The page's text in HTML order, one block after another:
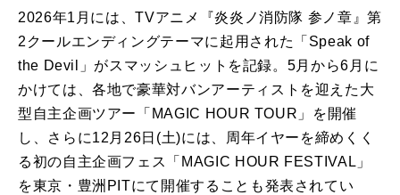
2026年1月には、TVアニメ『炎炎ノ消防隊 参ノ章』第
2クールエンディングテーマに起用された「Speak of
the Devil」がスマッシュヒットを記録。5月から6月に
かけては、各地で豪華対バンアーティストを迎えた大
型自主企画ツアー「MAGIC HOUR TOUR」を開催
し、さらに12月26日(土)には、周年イヤーを締めくく
る初の自主企画フェス「MAGIC HOUR FESTIVAL」
を東京・豊洲PITにて開催することも発表されてい